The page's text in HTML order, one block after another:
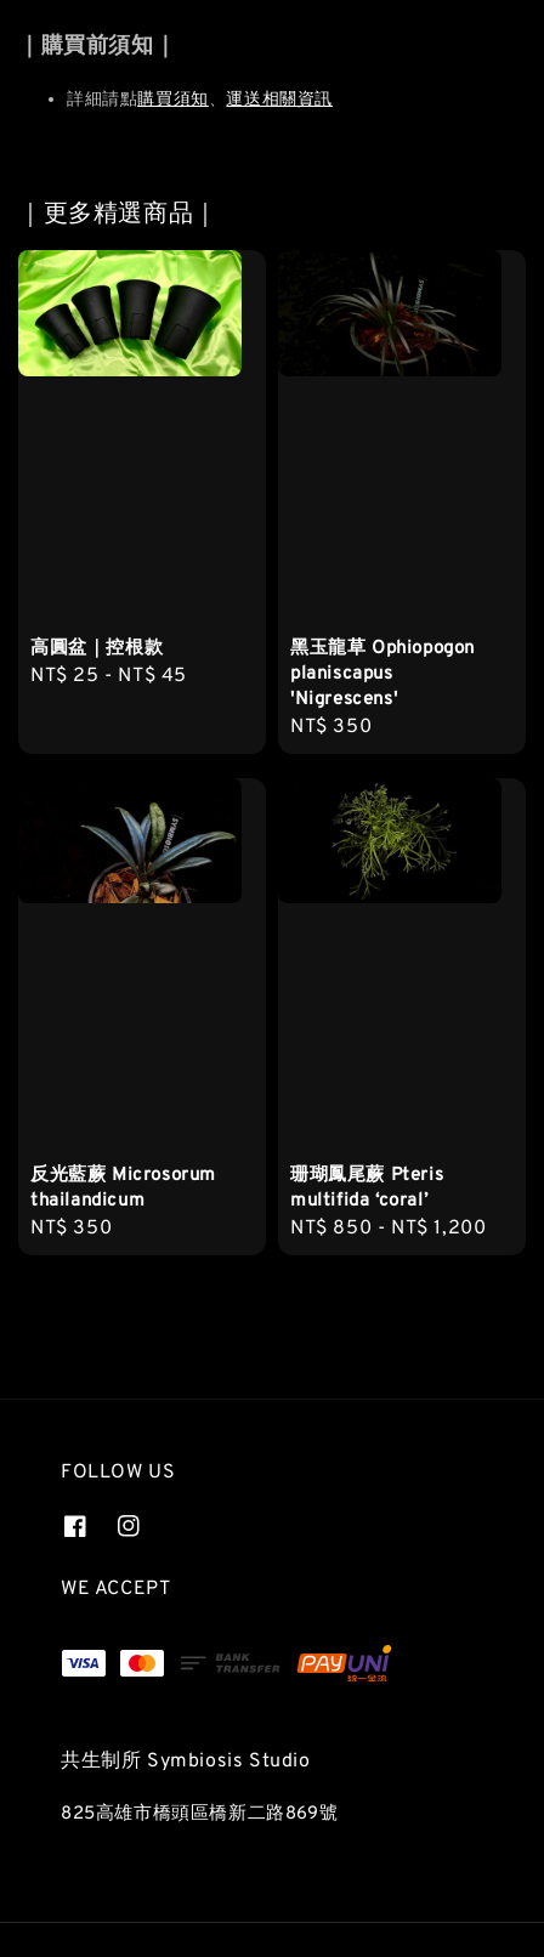
｜購買前須知｜
詳細請點購買須知、運送相關資訊
｜更多精選商品｜
高圓盆｜控根款
Regular
NT$ 25 - NT$ 45
黑玉龍草 Ophiopogon
planiscapus
'Nigrescens'
Regular
NT$ 350
反光藍蕨 Microsorum
thailandicum
Regular
NT$ 350
珊瑚鳳尾蕨 Pteris
multifida ‘coral’
Regular
NT$ 850 - NT$ 1,200
FOLLOW US
WE ACCEPT
共生制所 Symbiosis Studio
825高雄市橋頭區橋新二路869號